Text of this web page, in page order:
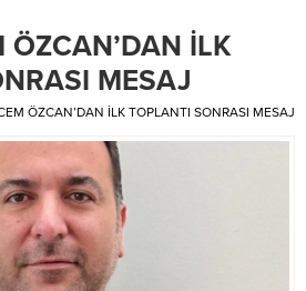
hastanede yoğun bakımda
gece hayatını kaybetti. Üzücü
haberi şovmen...
ÖZCAN’DAN İLK
MESAJ
ÖZCAN’DAN İLK TOPLANTI SONRASI MESAJ